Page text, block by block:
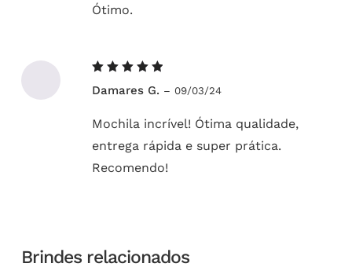
Ótimo.
5de 5
Damares G. – 09/03/24
Mochila incrível! Ótima qualidade,
entrega rápida e super prática.
Recomendo!
Brindes relacionados